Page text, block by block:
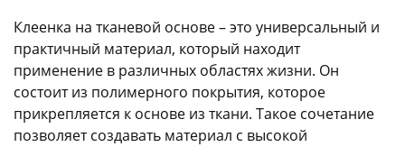
Клеенка на тканевой основе – это универсальный и
практичный материал, который находит
применение в различных областях жизни. Он
состоит из полимерного покрытия, которое
прикрепляется к основе из ткани. Такое сочетание
позволяет создавать материал с высокой
недели